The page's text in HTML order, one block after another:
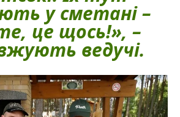
у сметані –
це щось!», –
ведучі.